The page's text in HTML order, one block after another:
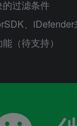
过滤条件
、iDefender
（待支持）